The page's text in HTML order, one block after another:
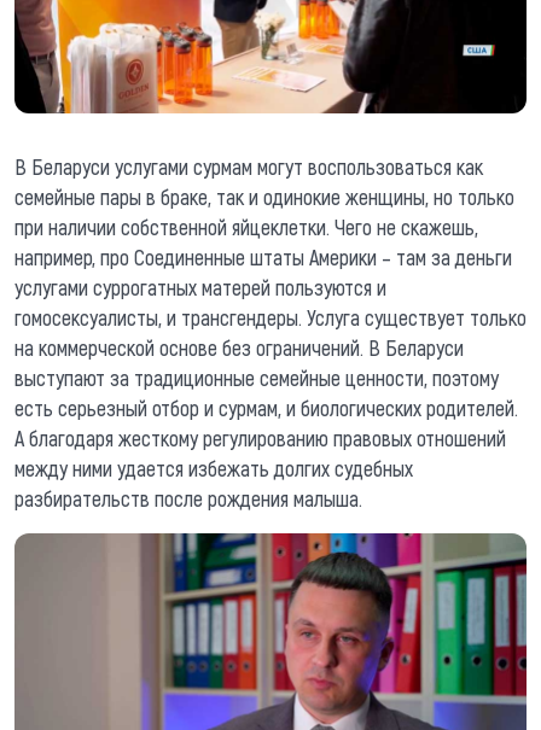
В Беларуси услугами сурмам могут воспользоваться как
семейные пары в браке, так и одинокие женщины, но только
при наличии собственной яйцеклетки. Чего не скажешь,
например, про Соединенные штаты Америки – там за деньги
услугами суррогатных матерей пользуются и
гомосексуалисты, и трансгендеры. Услуга существует только
на коммерческой основе без ограничений. В Беларуси
выступают за традиционные семейные ценности, поэтому
есть серьезный отбор и сурмам, и биологических родителей.
А благодаря жесткому регулированию правовых отношений
между ними удается избежать долгих судебных
разбирательств после рождения малыша.